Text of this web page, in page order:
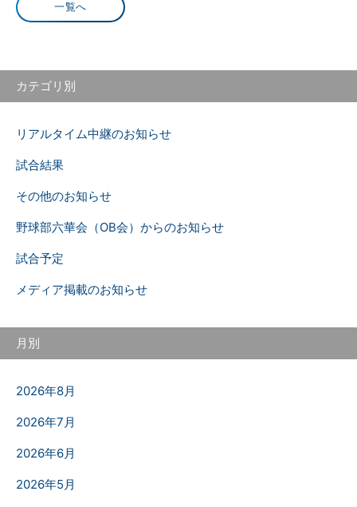
一覧へ
カテゴリ別
リアルタイム中継のお知らせ
試合結果
その他のお知らせ
野球部六華会（OB会）からのお知らせ
試合予定
メディア掲載のお知らせ
月別
2026年8月
2026年7月
2026年6月
2026年5月